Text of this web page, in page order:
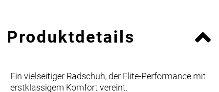
Produktdetails
Ein vielseitiger Radschuh, der Elite-Performance mit
erstklassigem Komfort vereint.